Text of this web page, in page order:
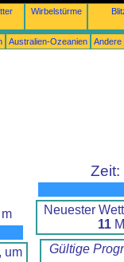
Wirbelstürme
Australien-Ozeanien Andere
um
Zeit:
Neuester
11
Gültige